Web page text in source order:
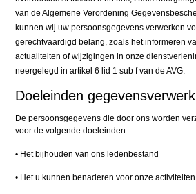
van de Algemene Verordening
kunnen wij uw persoonsgegevens verwerken
gerechtvaardigd belang, zoals het informeren
actualiteiten of wijzigingen in onze
neergelegd in artikel 6 lid 1 sub f van de AVG.
Doeleinden
De persoonsgegevens die door ons worden
voor de volgende doeleinden:
• Het bijhouden van ons ledenbestand
• Het u kunnen benaderen voor onze activiteiten